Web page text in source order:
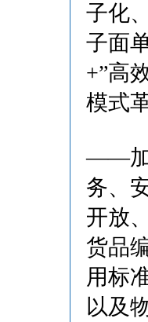
子化
子面
+”高
模式
——加
务、
开放
货品
用标
以及